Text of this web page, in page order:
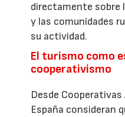
directamente sobre
y las comunidades
su actividad.
El turismo como
cooperativismo
Desde
España consideran